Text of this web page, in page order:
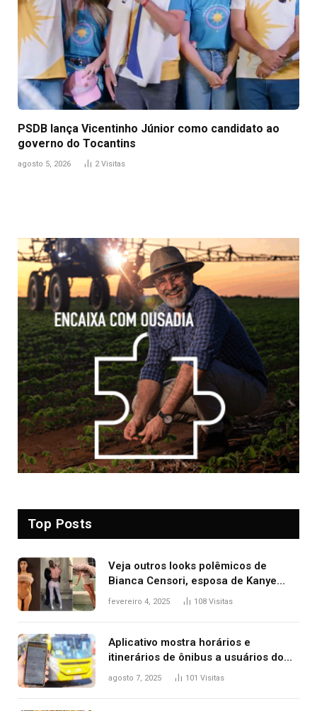
PSDB lança Vicentinho Júnior como candidato ao
governo do Tocantins
agosto 5, 2026 2Visitas
Top Posts
Veja outros looks polêmicos de
Bianca Censori, esposa de Kanye
West que apareceu nua no Grammy
fevereiro 4, 2025 108 Visitas
Aplicativo mostra horários e
itinerários de ônibus a usuários do
transporte público de Palmas; confira
agosto 7, 2025 101 Visitas